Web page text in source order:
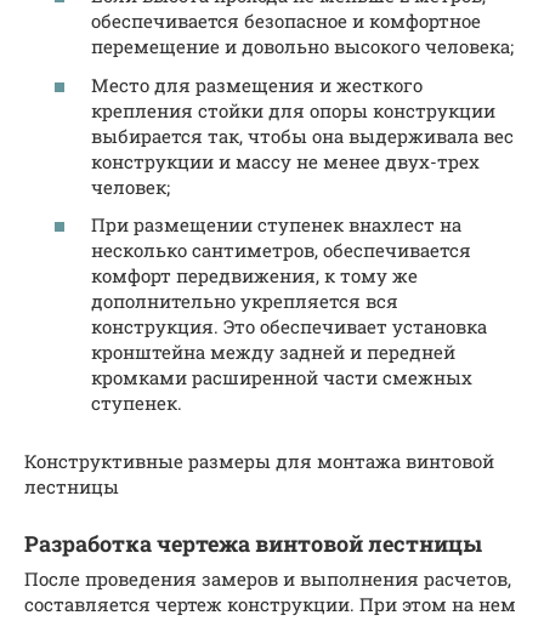
обеспечивается безопасное и комфортное
перемещение и довольно высокого человека;
Место для размещения и жесткого
крепления стойки для опоры конструкции
выбирается так, чтобы она выдерживала вес
конструкции и массу не менее двух-трех
человек;
При размещении ступенек внахлест на
несколько сантиметров, обеспечивается
комфорт передвижения, к тому же
дополнительно укрепляется вся
конструкция. Это обеспечивает установка
кронштейна между задней и передней
кромками расширенной части смежных
ступенек.
Конструктивные размеры для монтажа винтовой
лестницы
Разработка чертежа винтовой лестницы
После проведения замеров и выполнения расчетов,
составляется чертеж конструкции. При этом на нем